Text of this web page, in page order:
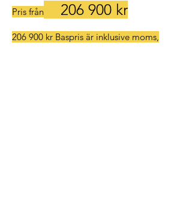
Pris från
206 900 kr
206 900 kr Baspris är inklusive moms,